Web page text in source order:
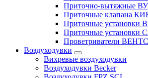
Приточно-вытяжные
Приточные клапана
Приточные установки
Приточные установки
Проветриватели ВЕНТС
Воздуходувки
Вихревые воздуходувки
Воздуходувки Becker